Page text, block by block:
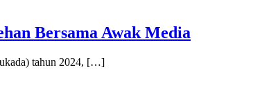
Bersama Awak Media
tahun 2024, […]